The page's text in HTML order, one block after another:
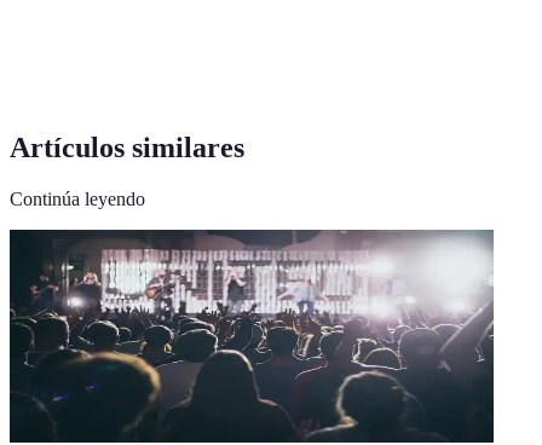
Artículos similares
Continúa leyendo